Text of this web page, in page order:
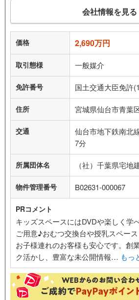
会社情報を見る
価格 2,690万円
取引態様 一般媒介
免許番号 国土交通大臣免許
住所 宮城県仙台市青葉
交通
仙台市地下鉄南北
7分
所属団体名 （社）千葉県宅地
物件管理番号 B02631-000067
PRコメント
キッズスペースにはDVDや楽しく学
ご用意♪おむつ交換台や授乳スペー
お子様連れのお客様も安心です。創
ク活かし、豊富な未公開情報… もっ